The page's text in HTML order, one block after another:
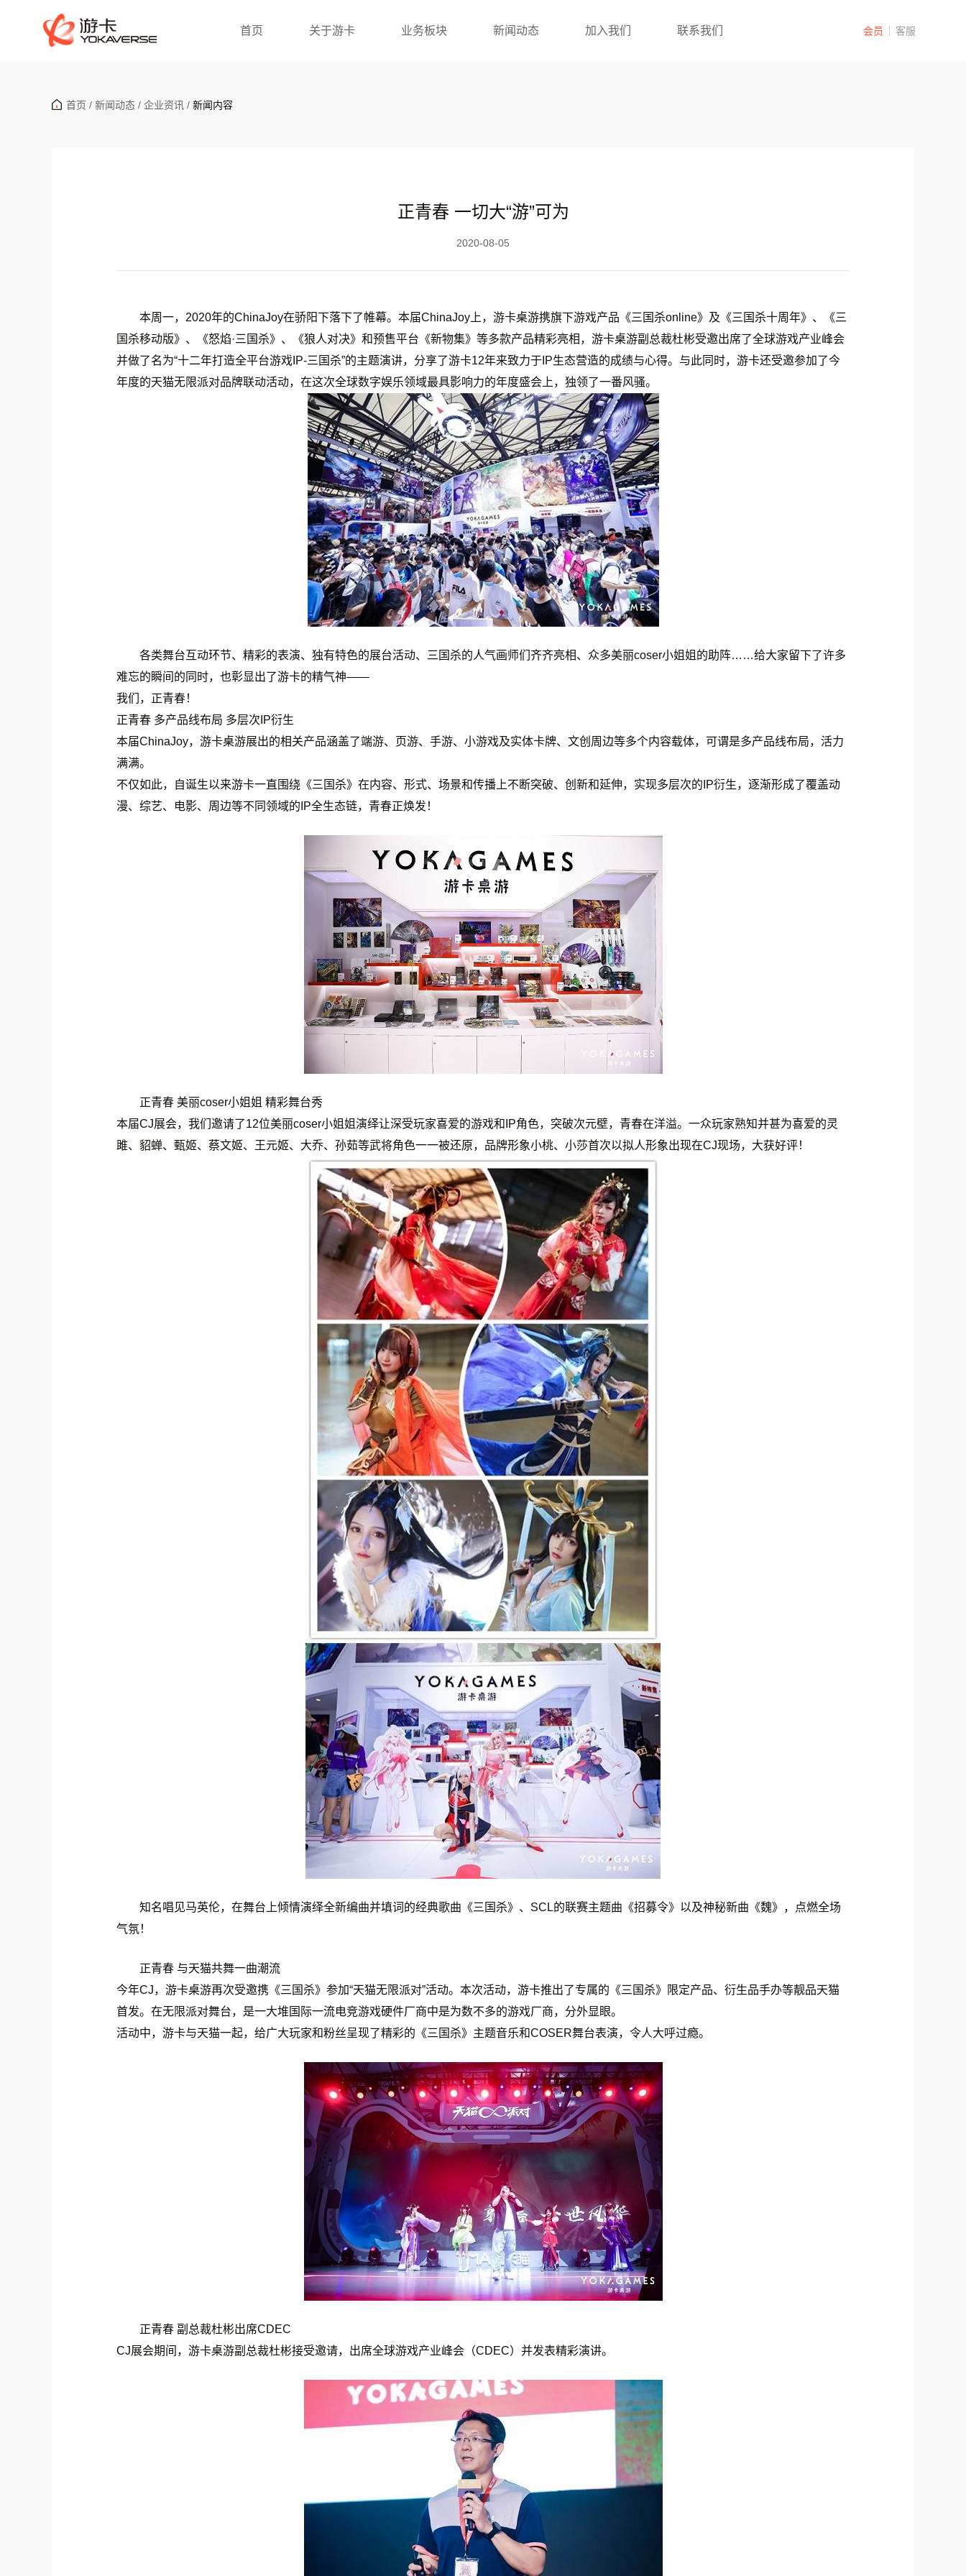
会员 客服
首页 关于游卡 业务板块 新闻动态 加入我们 联系我们
首页 / 新闻动态 / 企业资讯 / 新闻内容
正青春 一切大“游”可为
2020-08-05
本周一，2020年的ChinaJoy在骄阳下落下了帷幕。本届ChinaJoy上，游卡桌游携旗下游戏产品《三国杀online》及《三国杀十周年》、《三
国杀移动版》、《怒焰·三国杀》、《狼人对决》和预售平台《新物集》等多款产品精彩亮相，游卡桌游副总裁杜彬受邀出席了全球游戏产业峰会
并做了名为“十二年打造全平台游戏IP-三国杀”的主题演讲，分享了游卡12年来致力于IP生态营造的成绩与心得。与此同时，游卡还受邀参加了今
年度的天猫无限派对品牌联动活动，在这次全球数字娱乐领域最具影响力的年度盛会上，独领了一番风骚。
各类舞台互动环节、精彩的表演、独有特色的展台活动、三国杀的人气画师们齐齐亮相、众多美丽coser小姐姐的助阵……给大家留下了许多
难忘的瞬间的同时，也彰显出了游卡的精气神——
我们，正青春！
正青春 多产品线布局 多层次IP衍生
本届ChinaJoy，游卡桌游展出的相关产品涵盖了端游、页游、手游、小游戏及实体卡牌、文创周边等多个内容载体，可谓是多产品线布局，活力
满满。
不仅如此，自诞生以来游卡一直围绕《三国杀》在内容、形式、场景和传播上不断突破、创新和延伸，实现多层次的IP衍生，逐渐形成了覆盖动
漫、综艺、电影、周边等不同领域的IP全生态链，青春正焕发！
正青春 美丽coser小姐姐 精彩舞台秀
本届CJ展会，我们邀请了12位美丽coser小姐姐演绎让深受玩家喜爱的游戏和IP角色，突破次元壁，青春在洋溢。一众玩家熟知并甚为喜爱的灵
雎、貂蝉、甄姬、蔡文姬、王元姬、大乔、孙茹等武将角色一一被还原，品牌形象小桃、小莎首次以拟人形象出现在CJ现场，大获好评！
知名唱见马英伦，在舞台上倾情演绎全新编曲并填词的经典歌曲《三国杀》、SCL的联赛主题曲《招募令》以及神秘新曲《魏》，点燃全场
气氛！
正青春 与天猫共舞一曲潮流
今年CJ，游卡桌游再次受邀携《三国杀》参加“天猫无限派对”活动。本次活动，游卡推出了专属的《三国杀》限定产品、衍生品手办等靓品天猫
首发。在无限派对舞台，是一大堆国际一流电竞游戏硬件厂商中是为数不多的游戏厂商，分外显眼。
活动中，游卡与天猫一起，给广大玩家和粉丝呈现了精彩的《三国杀》主题音乐和COSER舞台表演，令人大呼过瘾。
正青春 副总裁杜彬出席CDEC
CJ展会期间，游卡桌游副总裁杜彬接受邀请，出席全球游戏产业峰会（CDEC）并发表精彩演讲。